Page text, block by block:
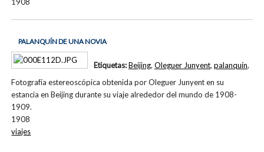
PALANQUÍN DE UNA NOVIA
Fotografía estereoscópica obtenida por Oleguer Junyent en su
estancia en Beijing durante su viaje alrededor del mundo de 1908-
1909.
1908
Etiquetas:Beijing, Oleguer Junyent, palanquín,
viajes